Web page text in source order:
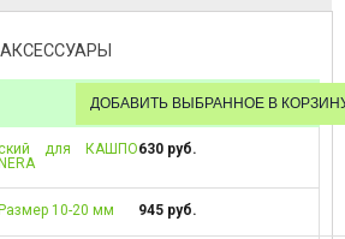
для КАШПО630 руб.
Размер 10-20 мм 945 руб.